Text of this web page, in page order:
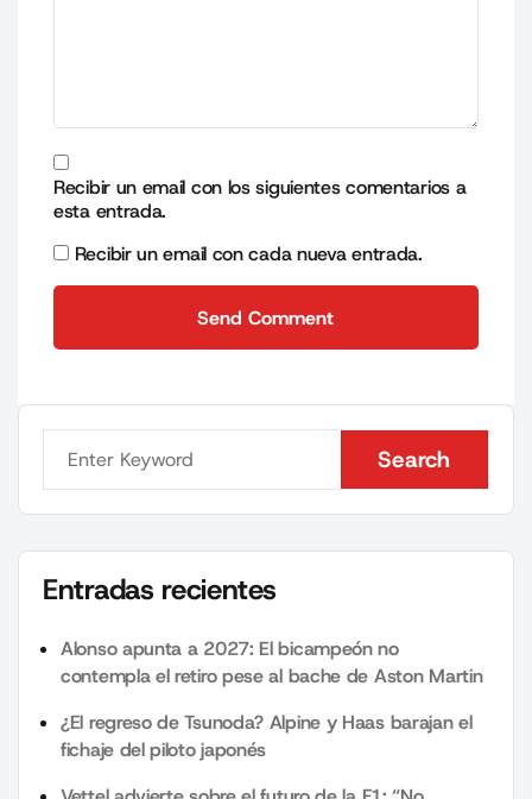
Recibir un email con los siguientes comentarios a
esta entrada.
Recibir un email con cada nueva entrada.
Send Comment
Search
Search
Entradas recientes
Alonso apunta a 2027: El bicampeón no
contempla el retiro pese al bache de Aston Martin
¿El regreso de Tsunoda? Alpine y Haas barajan el
fichaje del piloto japonés